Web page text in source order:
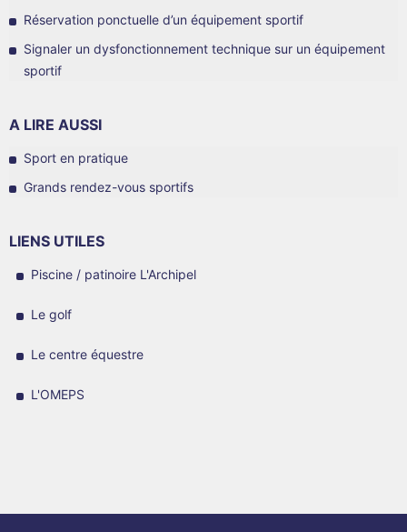
Réservation ponctuelle d’un équipement sportif
Signaler un dysfonctionnement technique sur un équipement
sportif
A LIRE AUSSI
Sport en pratique
Grands rendez-vous sportifs
LIENS UTILES
Piscine / patinoire L'Archipel
Le golf
Le centre équestre
L'OMEPS